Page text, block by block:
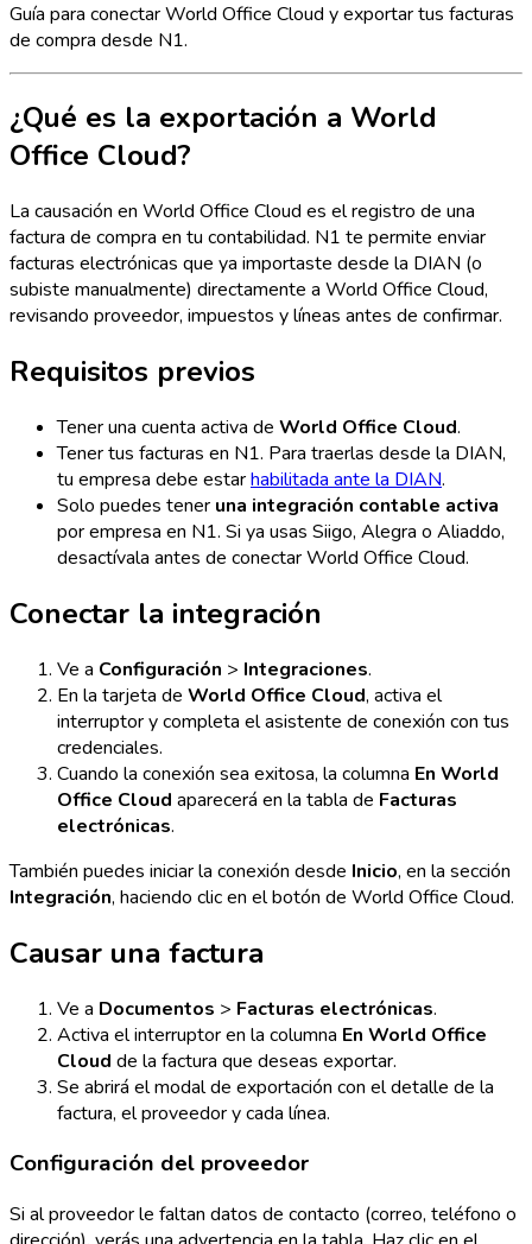
Guía para conectar World Office Cloud y exportar tus facturas
de compra desde N1.
¿Qué es la exportación a World
Office Cloud?
La causación en World Office Cloud es el registro de una
factura de compra en tu contabilidad. N1 te permite enviar
facturas electrónicas que ya importaste desde la DIAN (o
subiste manualmente) directamente a World Office Cloud,
revisando proveedor, impuestos y líneas antes de confirmar.
Requisitos previos
Tener una cuenta activa de World Office Cloud.
Tener tus facturas en N1. Para traerlas desde la DIAN,
tu empresa debe estarhabilitada ante la DIAN.
Solo puedes tener una integración contable activa
por empresa en N1. Si ya usas Siigo, Alegra o Aliaddo,
desactívala antes de conectar World Office Cloud.
Conectar la integración
Ve a Configuración > Integraciones.
En la tarjeta de World Office Cloud, activa el
interruptor y completa el asistente de conexión con tus
credenciales.
Cuando la conexión sea exitosa, la columna En World
Office Cloud aparecerá en la tabla de Facturas
electrónicas.
También puedes iniciar la conexión desde Inicio, en la sección
Integración, haciendo clic en el botón de World Office Cloud.
Causar una factura
Ve a Documentos > Facturas electrónicas.
Activa el interruptor en la columna En World Office
Cloud de la factura que deseas exportar.
Se abrirá el modal de exportación con el detalle de la
factura, el proveedor y cada línea.
Configuración del proveedor
Si al proveedor le faltan datos de contacto (correo, teléfono o